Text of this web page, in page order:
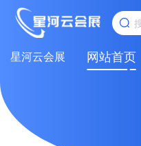
星河云会展 网站首页